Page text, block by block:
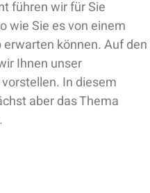
führen wir für Sie
wie Sie es von einem
können. Auf den
Ihnen unser
In diesem
aber das Thema